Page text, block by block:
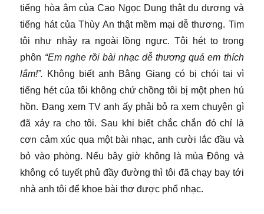
tiếng hòa âm của Cao Ngọc Dung thật du dương và
tiếng hát của Thùy An thật mềm mại dễ thương. Tim
tôi như nhảy ra ngoài lồng ngực. Tôi hét to trong
phôn “Em nghe rồi bài nhạc dễ thương quá em thích
lắm!”. Không biết anh Bằng Giang có bị chói tai vì
tiếng hét của tôi không chứ chồng tôi bị một phen hú
hồn. Đang xem TV anh ấy phải bỏ ra xem chuyện gì
đã xảy ra cho tôi. Sau khi biết chắc chắn đó chỉ là
cơn cảm xúc qua một bài nhạc, anh cười lắc đầu và
bỏ vào phòng. Nếu bây giờ không là mùa Đông và
không có tuyết phủ đầy đường thì tôi đã chạy bay tới
nhà anh tôi để khoe bài thơ được phổ nhạc.